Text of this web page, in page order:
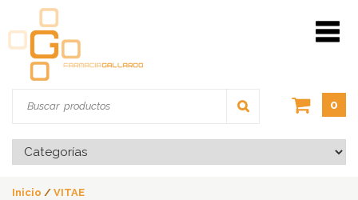
0
Inicio / VITAE